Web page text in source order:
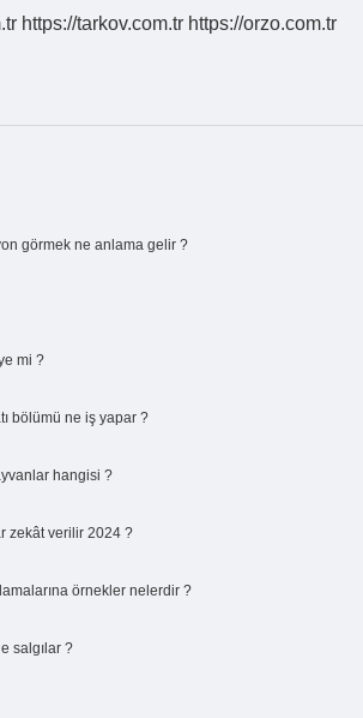
https://tarkov.com.tr https://orzo.com.tr
görmek ne anlama gelir ?
mi ?
bölümü ne iş yapar ?
hangisi ?
zekât verilir 2024 ?
örnekler nelerdir ?
salgılar ?